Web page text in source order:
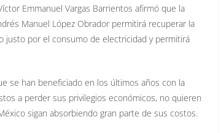
Emmanuel Vargas Barrientos afirmó que la
Manuel López Obrador permitirá recuperar la
justo por el consumo de electricidad y permitirá
se han beneficiado en los últimos años con la
a perder sus privilegios económicos, no quieren
sigan absorbiendo gran parte de sus costos.